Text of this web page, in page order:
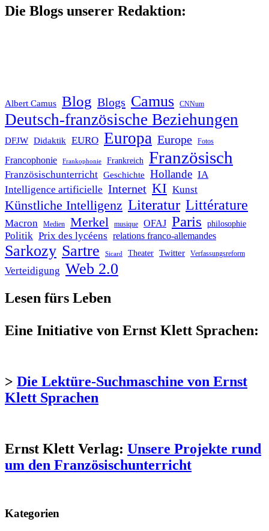
Die Blogs unserer Redaktion:
Albert Camus Blog Blogs Camus CNNum
Deutsch-französische Beziehungen
DFJW Didaktik EURO Europa Europe Fotos
Francophonie Frankophonie Frankreich Französisch
Französischunterricht Geschichte Hollande IA
Intelligence artificielle Internet KI Kunst
Künstliche Intelligenz Literatur Littérature
Macron Medien Merkel musique OFAJ Paris philosophie
Politik Prix des lycéens relations franco-allemandes
Sarkozy Sartre Sicard Theater Twitter Verfassungsreform
Verteidigung Web 2.0
Lesen fürs Leben
Eine Initiative von Ernst Klett Sprachen:
> Die Lektüre-Suchmaschine von Ernst
Klett Sprachen
Ernst Klett Verlag: Unsere Projekte rund
um den Französischunterricht
Kategorien